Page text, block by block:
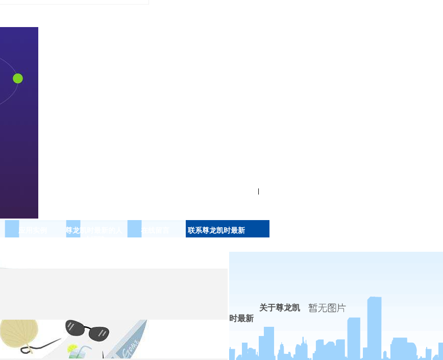
尊龙凯时最新的人
在线留言 联系尊龙凯时最新
关于尊龙凯
时最新